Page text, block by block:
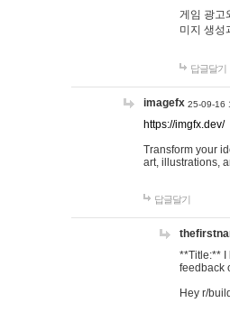
게임 광고
미지 생성
답글달기
imagefx 25-09-16
https://imgfx.dev/
Transform your
art, illustrations,
답글달기
**Title:** I
feedback
Hey r/